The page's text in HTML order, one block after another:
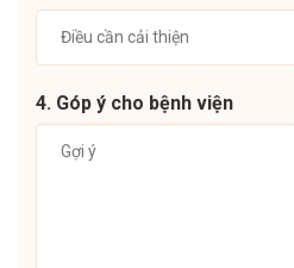
4. Góp ý cho bệnh viện